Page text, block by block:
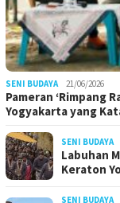
SENI BUDAYA 21/06/2026
Pameran ‘Rimpang
Yogyakarta yang
SENI BUDAYA
Labuhan
Keraton
SENI BUDAYA